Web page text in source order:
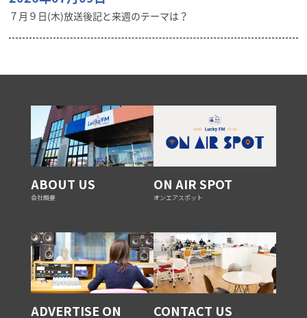
７月９日(木)放送後記と来週のテーマは？
ABOUT US
会社概要
ON AIR SPOT
オンエアスポット
ADVERTISE ON CONTACT US